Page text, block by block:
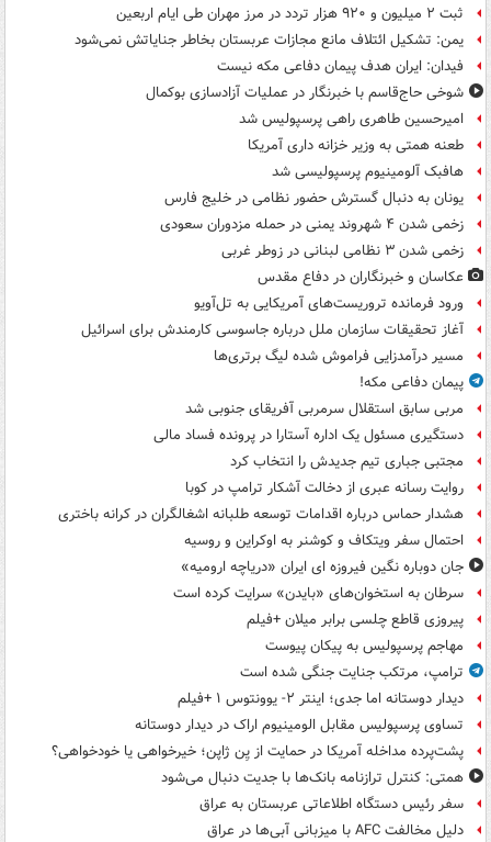
ثبت ۲ میلیون و ۹۲۰ هزار تردد در مرز مهران طی ایام اربعین
یمن: تشکیل ائتلاف مانع مجازات عربستان بخاطر جنایاتش نمی‌شود
فیدان: ایران هدف پیمان دفاعی مکه نیست
شوخی حاج‌قاسم با خبرنگار در عملیات آزادسازی بوکمال
امیرحسین طاهری راهی پرسپولیس شد
طعنه همتی به وزیر خزانه داری آمریکا
هافبک آلومینیوم پرسپولیسی شد
یونان به دنبال گسترش حضور نظامی در خلیج فارس
زخمی شدن ۴ شهروند یمنی در حمله مزدوران سعودی
زخمی شدن ۳ نظامی لبنانی در زوطر غربی
عکاسان و خبرنگاران در دفاع مقدس
ورود فرمانده تروریست‌های آمریکایی به تل‌آویو
آغاز تحقیقات سازمان ملل درباره جاسوسی کارمندش برای اسرائیل
مسیر درآمدزایی فراموش شده لیگ برتری‌ها
پیمان دفاعی مکه!
مربی سابق استقلال سرمربی آفریقای جنوبی شد
دستگیری مسئول یک اداره آستارا در پرونده فساد مالی
مجتبی جباری تیم جدیدش را انتخاب کرد
روایت رسانه عبری از دخالت آشکار ترامپ در کوبا
هشدار حماس درباره اقدامات توسعه طلبانه اشغالگران در کرانه باختری
احتمال سفر ویتکاف و کوشنر به اوکراین و روسیه
جان دوباره نگین فیروزه ای ایران «دریاچه ارومیه»
سرطان به استخوان‌های «بایدن» سرایت کرده است
پیروزی قاطع چلسی برابر میلان +فیلم
مهاجم پرسپولیس به پیکان پیوست
ترامپ، مرتکب جنایت جنگی شده است
دیدار دوستانه اما جدی؛ اینتر ۲- یوونتوس ۱ +فیلم
تساوی پرسپولیس مقابل الومینیوم اراک در دیدار دوستانه
پشت‌پرده مداخله آمریکا در حمایت از یِن ژاپن؛ خیرخواهی یا خودخواهی؟
همتی: کنترل ترازنامه بانک‌ها با جدیت دنبال می‌شود
سفر رئیس دستگاه اطلاعاتی عربستان به عراق
دلیل مخالفت AFC با میزبانی آبی‌ها در عراق